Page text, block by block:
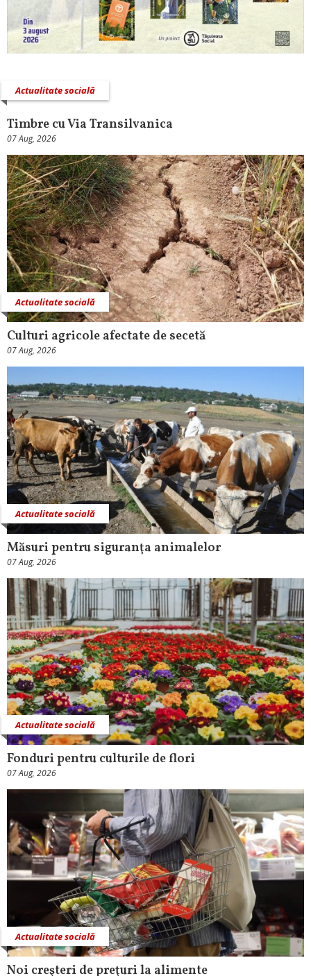
Actualitate socială
Timbre cu Via Transilvanica
07 Aug, 2026
Actualitate socială
Culturi agricole afectate de secetă
07 Aug, 2026
Actualitate socială
Măsuri pentru siguranţa animalelor
07 Aug, 2026
Actualitate socială
Fonduri pentru culturile de flori
07 Aug, 2026
Actualitate socială
Noi creşteri de preţuri la alimente